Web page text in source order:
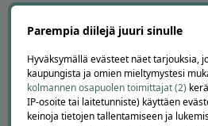
Parempia diilejä juuri sinulle
Hyväksymällä evästeet näet tarjouksia,
kaupungista ja omien mieltymystesi
kolmannen osapuolen toimittajat (2)
IP-osoite tai laitetunniste) käyttäen
keinoja tietojen tallentamiseen ja